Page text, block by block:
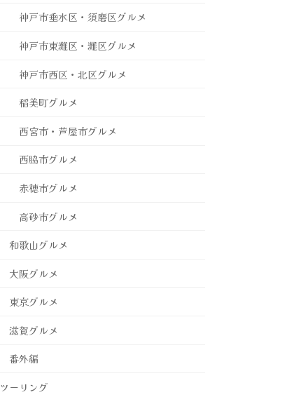
神戸市垂水区・須磨区グルメ
神戸市東灘区・灘区グルメ
神戸市西区・北区グルメ
稲美町グルメ
西宮市・芦屋市グルメ
西脇市グルメ
赤穂市グルメ
高砂市グルメ
和歌山グルメ
大阪グルメ
東京グルメ
滋賀グルメ
番外編
ツーリング